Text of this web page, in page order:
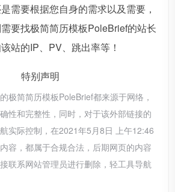
需要根据您自身的需求以及需要，
要找极简简历模板PoleBrief的站长
站的IP、PV、跳出率等！
特别声明
极简简历模板PoleBrief都来源于网络，
性和完整性，同时，对于该外部链接的
实际控制，在2021年5月8日 上午12:46
容，都属于合规合法，后期网页的内容
联系网站管理员进行删除，轻工具导航